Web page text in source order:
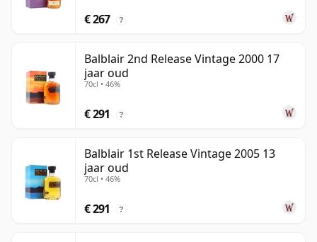
€ 267 ?
Balblair 2nd Release Vintage 2000 17
jaar oud
70cl • 46%
€ 291 ?
Balblair 1st Release Vintage 2005 13
jaar oud
70cl • 46%
€ 291 ?